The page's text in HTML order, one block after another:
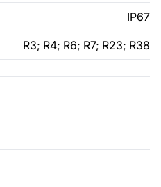
IP67
R3; R4; R6; R7; R23; R38